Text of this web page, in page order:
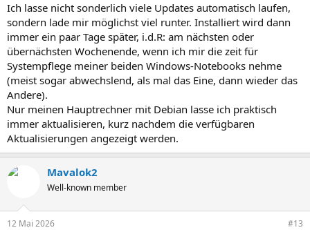
Ich lasse nicht sonderlich viele Updates automatisch laufen,
sondern lade mir möglichst viel runter. Installiert wird dann
immer ein paar Tage später, i.d.R: am nächsten oder
übernächsten Wochenende, wenn ich mir die zeit für
Systempflege meiner beiden Windows-Notebooks nehme
(meist sogar abwechslend, als mal das Eine, dann wieder das
Andere).
Nur meinen Hauptrechner mit Debian lasse ich praktisch
immer aktualisieren, kurz nachdem die verfügbaren
Aktualisierungen angezeigt werden.
Mavalok2
Well-known member
12 Mai 2026 #13